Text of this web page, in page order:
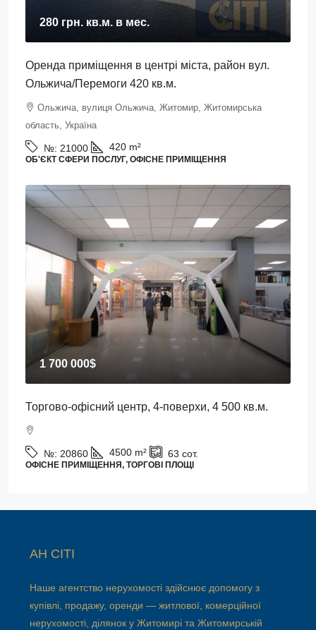
280 грн. кв.м. в мес.
Оренда приміщення в центрі міста, район вул.
Ольжича/Перемоги 420 кв.м.
Ольжича, вулиця Ольжича, Житомир, Житомирська
область, Україна
№: 21000 420 m²
ОБ'ЄКТ СФЕРИ ПОСЛУГ, ОФІСНЕ ПРИМІЩЕННЯ
1 700 000$
Торгово-офісний центр, 4-поверхи, 4 500 кв.м.
№: 20860 4500 m² 63 сот.
ОФІСНЕ ПРИМІЩЕННЯ, ТОРГОВІ ПЛОЩІ
АН СІТІ
Наше агентство нерухомості здійснює допомогу з
купівлі, продажу, оренди — житлової, комерційної
нерухомості, ділянок у Житомирі та Житомирській